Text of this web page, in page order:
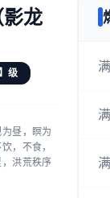
龙
级
昼，瞑为
，不食，
洪荒秩序
★★★